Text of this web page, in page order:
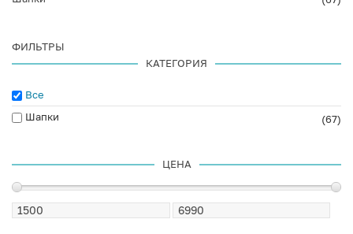
ФИЛЬТРЫ
КАТЕГОРИЯ
Все
Шапки
(67)
ЦЕНА